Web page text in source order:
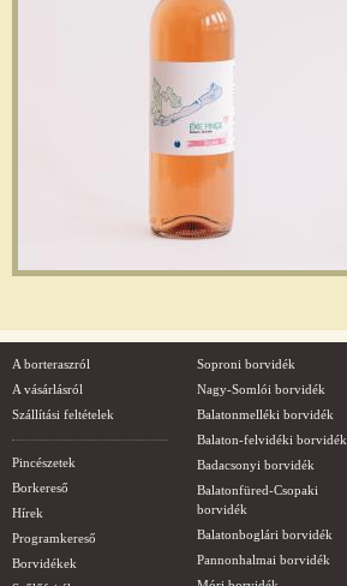
A borteraszról
A vásárlásról
Szállítási feltételek
Pincészetek
Borkereső
Hírek
Programkereső
Borvidékek
Soproni borvidék
Nagy-Somlói borvidék
Balatonmelléki borvidék
Balaton-felvidéki borvidék
Badacsonyi borvidék
Balatonfüred-Csopaki
borvidék
Balatonboglári borvidék
Pannonhalmai borvidék